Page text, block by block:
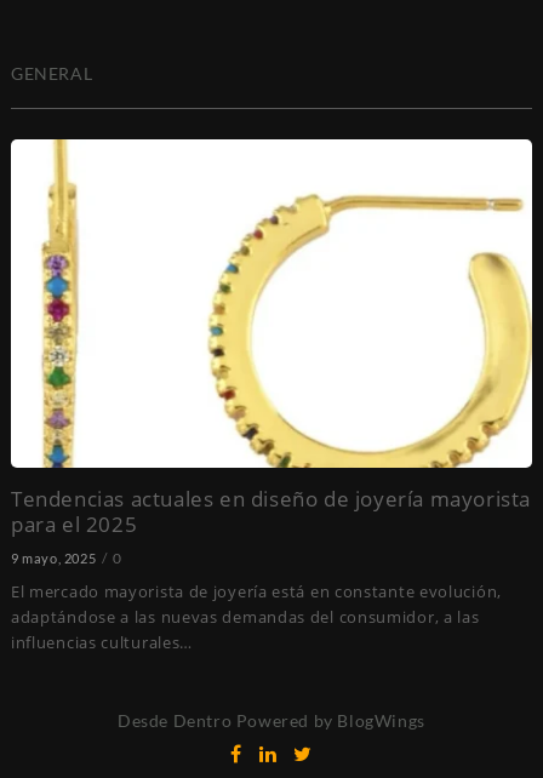
GENERAL
Tendencias actuales en diseño de joyería mayorista
para el 2025
9 mayo, 2025 0
El mercado mayorista de joyería está en constante evolución,
adaptándose a las nuevas demandas del consumidor, a las
influencias culturales…
Desde Dentro Powered by BlogWings